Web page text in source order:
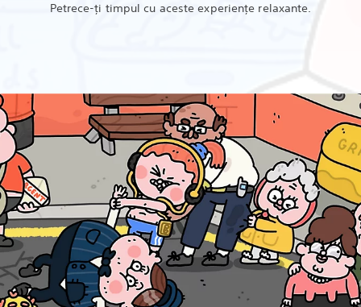
Petrece-ți timpul cu aceste experiențe relaxante.